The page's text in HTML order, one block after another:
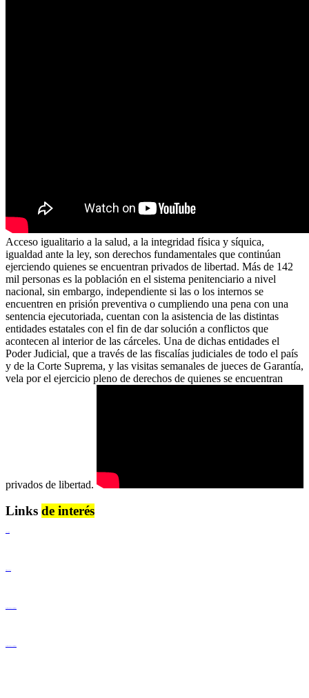
Acceso igualitario a la salud, a la integridad física y síquica,
igualdad ante la ley, son derechos fundamentales que continúan
ejerciendo quienes se encuentran privados de libertad. Más de 142
mil personas es la población en el sistema penitenciario a nivel
nacional, sin embargo, independiente si las o los internos se
encuentren en prisión preventiva o cumpliendo una pena con una
sentencia ejecutoriada, cuentan con la asistencia de las distintas
entidades estatales con el fin de dar solución a conflictos que
acontecen al interior de las cárceles. Una de dichas entidades el
Poder Judicial, que a través de las fiscalías judiciales de todo el país
y de la Corte Suprema, y las visitas semanales de jueces de Garantía,
vela por el ejercicio pleno de derechos de quienes se encuentran
privados de libertad.
Links de interés